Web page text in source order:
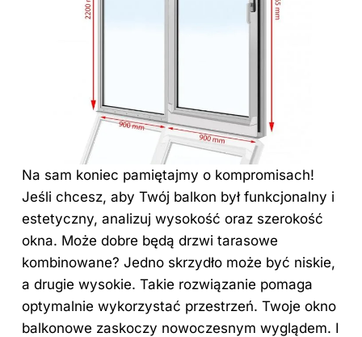
Na sam koniec pamiętajmy o kompromisach!
Jeśli chcesz, aby Twój balkon był funkcjonalny i
estetyczny, analizuj wysokość oraz szerokość
okna. Może dobre będą drzwi tarasowe
kombinowane? Jedno skrzydło może być niskie,
a drugie wysokie. Takie rozwiązanie pomaga
optymalnie wykorzystać przestrzeń. Twoje okno
balkonowe zaskoczy nowoczesnym wyglądem. I